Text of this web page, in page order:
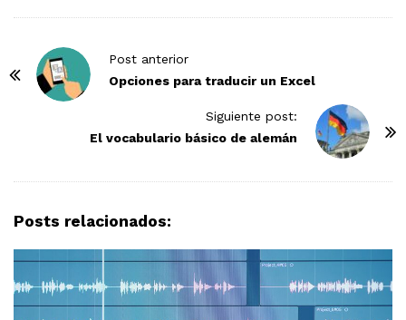
Post anterior
Opciones para traducir un Excel
Siguiente post:
El vocabulario básico de alemán
Posts relacionados: